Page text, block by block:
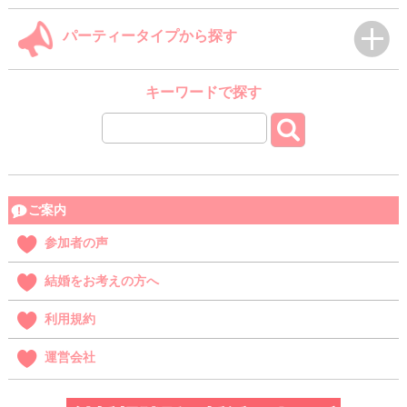
パーティータイプから探す
キーワードで探す
ご案内
参加者の声
結婚をお考えの方へ
利用規約
運営会社